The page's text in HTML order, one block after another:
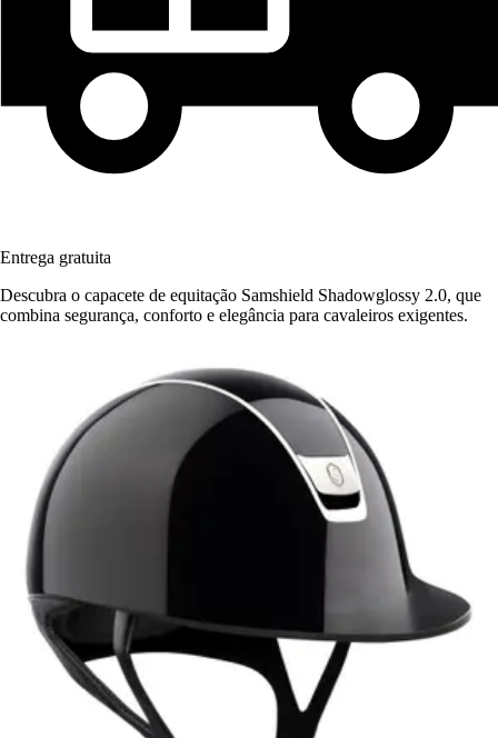
Entrega gratuita
Descubra o capacete de equitação Samshield Shadowglossy 2.0, que
combina segurança, conforto e elegância para cavaleiros exigentes.